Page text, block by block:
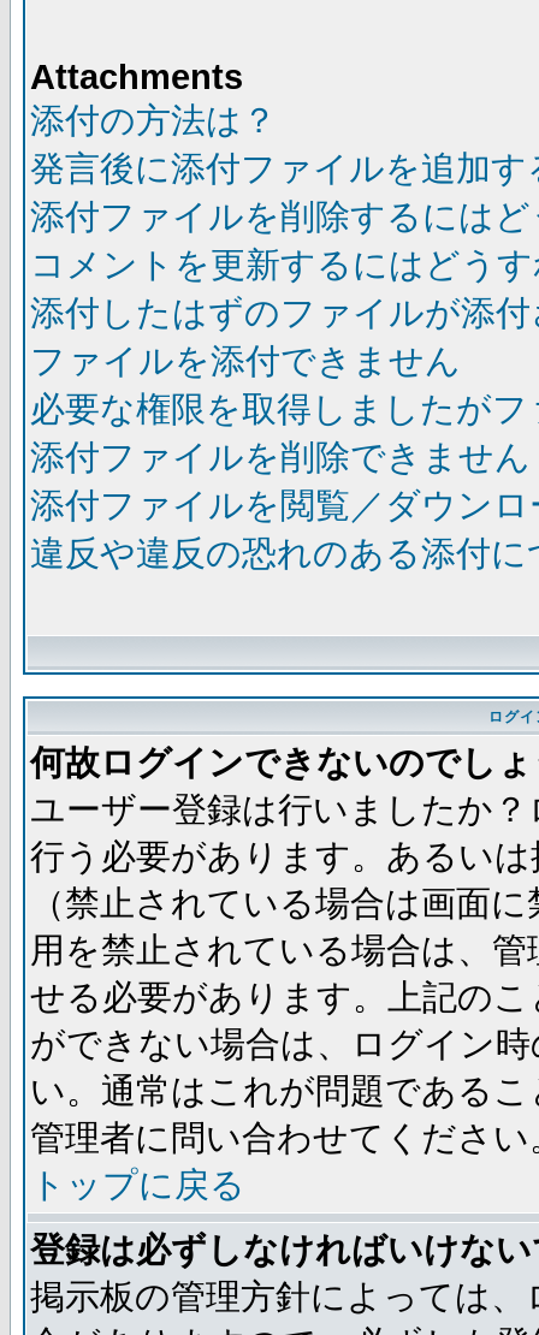
Attachments
添付の方法は？
発言後に添付ファイルを追加
添付ファイルを削除するには
コメントを更新するにはどう
添付したはずのファイルが添
ファイルを添付できません
必要な権限を取得しましたが
添付ファイルを削除できません
添付ファイルを閲覧／ダウン
違反や違反の恐れのある添付
ログ
何故ログインできないのでし
ユーザー登録は行いましたか
行う必要があります。あるい
（禁止されている場合は画面
用を禁止されている場合は、
せる必要があります。上記の
ができない場合は、ログイン
い。通常はこれが問題である
管理者に問い合わせてください
トップに戻る
登録は必ずしなければいけな
掲示板の管理方針によっては